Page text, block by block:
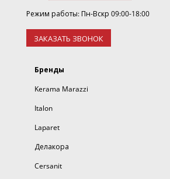
Режим работы: Пн-Вскр 09:00-18:00
ЗАКАЗАТЬ ЗВОНОК
Бренды
Kerama Marazzi
Italon
Laparet
Делакора
Cersanit